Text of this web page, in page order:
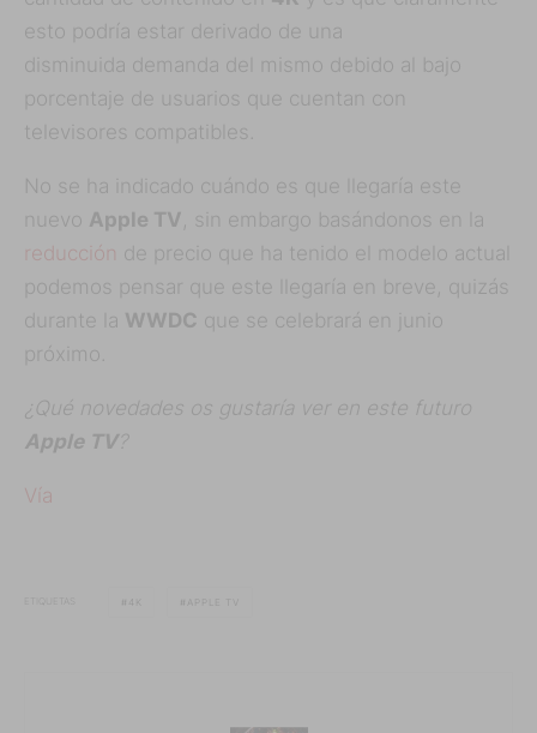
esto podría estar derivado de una
disminuida demanda del mismo debido al bajo
porcentaje de usuarios que cuentan con
televisores compatibles.
No se ha indicado cuándo es que llegaría este
nuevo Apple TV , sin embargo basándonos en la
reducción de precio que ha tenido el modelo actual
podemos pensar que este llegaría en breve, quizás
durante la WWDC que se celebrará en junio
próximo.
¿Qué novedades os gustaría ver en este futuro
Apple TV?
Vía
ETIQUETAS 4K